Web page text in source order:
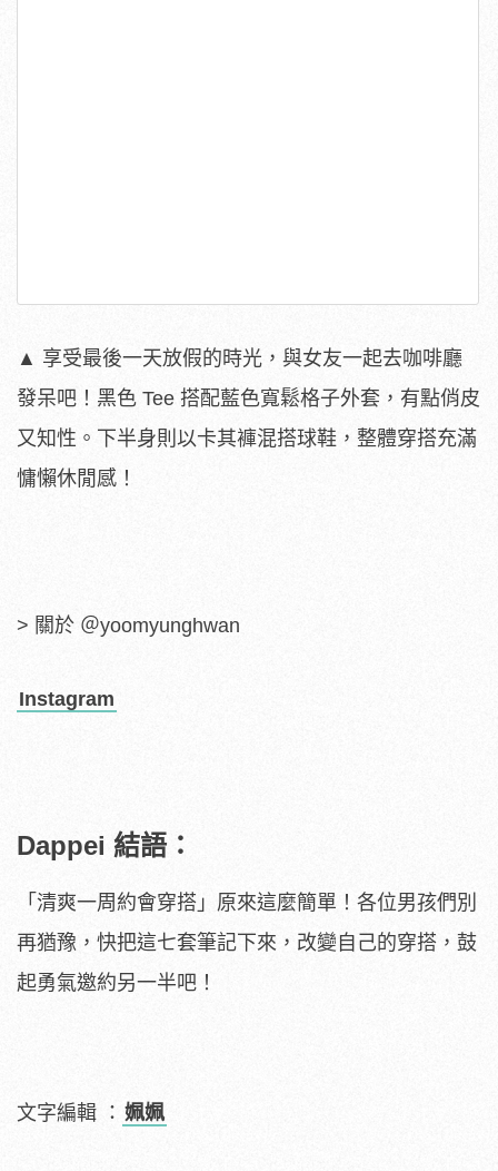
▲ 享受最後一天放假的時光，與女友一起去咖啡廳
發呆吧！黑色 Tee 搭配藍色寬鬆格子外套，有點俏皮
又知性。下半身則以卡其褲混搭球鞋，整體穿搭充滿
慵懶休閒感！
> 關於 ＠yoomyunghwan
Instagram
Dappei 結語：
「清爽一周約會穿搭」原來這麼簡單！各位男孩們別
再猶豫，快把這七套筆記下來，改變自己的穿搭，鼓
起勇氣邀約另一半吧！
文字編輯 ： 姵姵